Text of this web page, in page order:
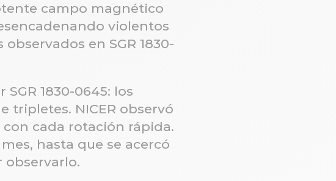
campo magnético
violentos
en SGR 1830-
1830-0645: los
tripletes. NICER observó
cada rotación rápida.
hasta que se acercó
observarlo.